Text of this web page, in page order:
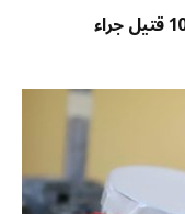
منازل غارقة ومركبات تحت الطين.. نحو 100 قتيل جراء